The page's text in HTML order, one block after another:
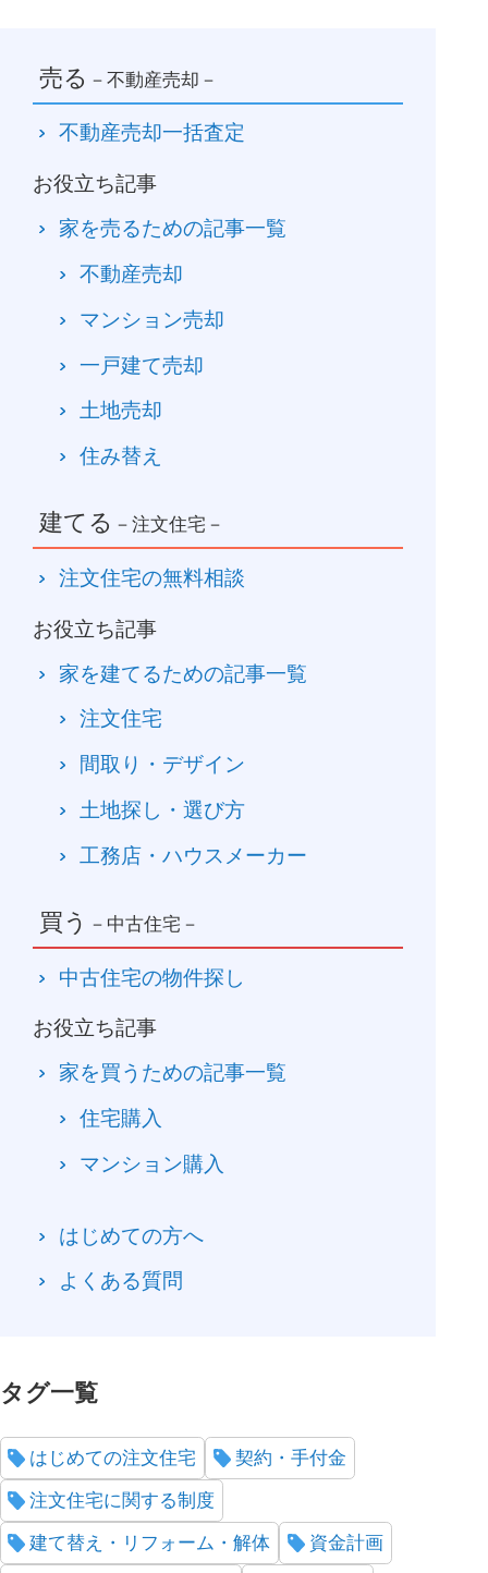
売る －不動産売却－
不動産売却一括査定
お役立ち記事
家を売るための記事一覧
不動産売却
マンション売却
一戸建て売却
土地売却
住み替え
建てる －注文住宅－
注文住宅の無料相談
お役立ち記事
家を建てるための記事一覧
注文住宅
間取り・デザイン
土地探し・選び方
工務店・ハウスメーカー
買う －中古住宅－
中古住宅の物件探し
お役立ち記事
家を買うための記事一覧
住宅購入
マンション購入
はじめての方へ
よくある質問
タグ一覧
はじめての注文住宅 契約・手付金
注文住宅に関する制度
建て替え・リフォーム・解体 資金計画